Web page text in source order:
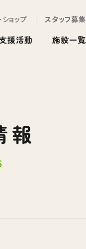
ショップ スタッフ募集
援活動 施設一覧
報